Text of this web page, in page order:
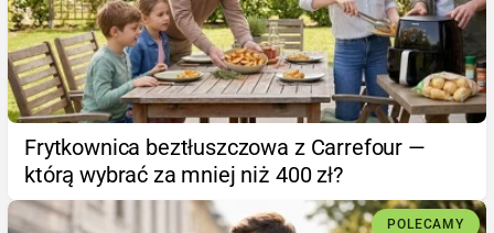
Frytkownica beztłuszczowa z Carrefour —
którą wybrać za mniej niż 400 zł?
POLECAMY